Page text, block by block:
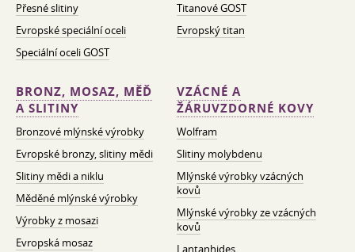
Přesné slitiny
Evropské speciální oceli
Speciální oceli GOST
Titanové GOST
Evropský titan
BRONZ, MOSAZ, MĚĎ
A SLITINY
Bronzové mlýnské výrobky
Evropské bronzy, slitiny mědi
Slitiny mědi a niklu
Měděné mlýnské výrobky
Výrobky z mosazi
Evropská mosaz
VZÁCNÉ A
ŽÁRUVZDORNÉ KOVY
Wolfram
Slitiny molybdenu
Mlýnské výrobky vzácných
kovů
Mlýnské výrobky ze vzácných
kovů
Lantanhides